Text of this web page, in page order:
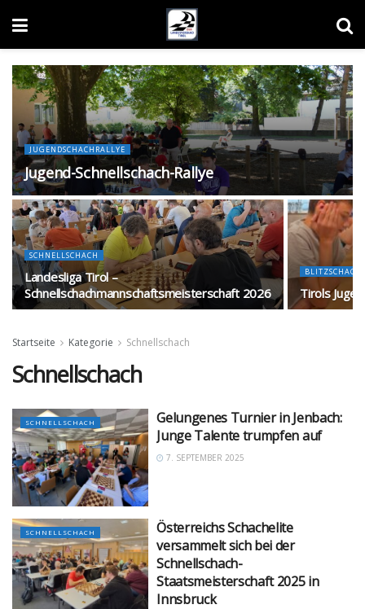
JUGENDSCHACHRALLYE
Jugend-Schnellschach-Rallye
SCHNELLSCHACH
Landesliga Tirol –
Schnellschachmannschaftsmeisterschaft 2026
BLITZSCHACH
Tirols
Startseite Kategorie Schnellschach
Schnellschach
SCHNELLSCHACH
Gelungenes Turnier in Jenbach:
Junge Talente trumpfen auf
7. SEPTEMBER 2025
SCHNELLSCHACH
Österreichs Schachelite
versammelt sich bei der
Schnellschach-
Staatsmeisterschaft 2025 in
Innsbruck